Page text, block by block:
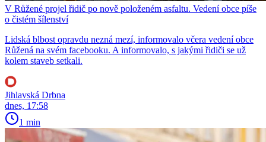
V Růžené projel řidič po nově položeném asfaltu. Vedení obce píše
o čistém šílenství
Lidská blbost opravdu nezná mezí, informovalo včera vedení obce
Růžená na svém facebooku. A informovalo, s jakými řidiči se už
kolem staveb setkali.
Jihlavská Drbna
dnes, 17:58
1 min